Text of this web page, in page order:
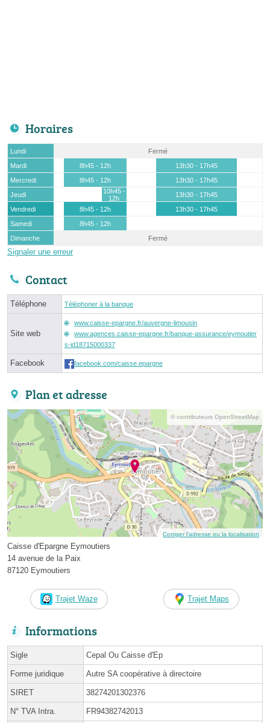
Horaires
Lundi
Fermé
Mardi
8h45 - 12h
13h30 - 17h45
Mercredi
8h45 - 12h
13h30 - 17h45
Jeudi
10h45 -
12h
13h30 - 17h45
Vendredi
8h45 - 12h
13h30 - 17h45
Samedi
8h45 - 12h
Dimanche
Fermé
Signaler une erreur
Contact
Téléphone Téléphoner à la banque
Site web
www.caisse-epargne.fr/auvergne-limousin
www.agences.caisse-epargne.fr/banque-assurance/eymoutier
s-id18715000337
Facebook facebook.com/caisse.epargne
Plan et adresse
© contributeurs OpenStreetMap
Corriger l’adresse ou la localisation
Caisse d'Epargne Eymoutiers
14 avenue de la Paix
87120 Eymoutiers
Trajet Waze Trajet Maps
Informations
Sigle Cepal Ou Caisse d'Ep
Forme juridique Autre SA coopérative à directoire
SIRET 38274201302376
N° TVA Intra. FR94382742013